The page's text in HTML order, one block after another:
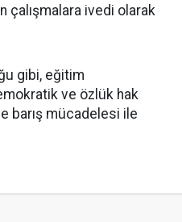
çalışmalara ivedi olarak
gibi, eğitim
ve özlük hak
barış mücadelesi ile